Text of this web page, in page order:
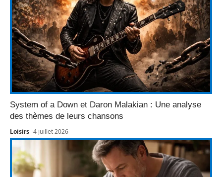
System of a Down et Daron Malakian : Une analyse
des thèmes de leurs chansons
Loisirs 4 juillet 2026